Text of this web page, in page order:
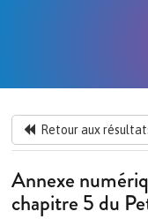
Retour aux
Annexe
chapitre 5 du